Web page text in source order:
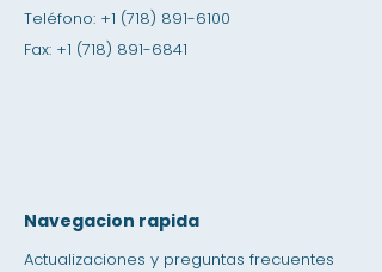
Teléfono: +1 (718) 891-6100
Fax: +1 (718) 891-6841
Navegacion rapida
Actualizaciones y preguntas frecuentes